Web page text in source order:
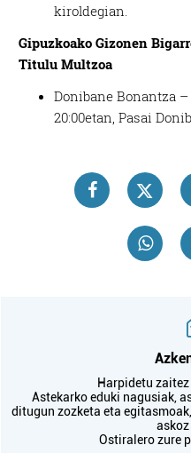
kiroldegian.
Gipuzkoako Gizonen
Titulu Multzoa
Donibane Bonantza –
20:00etan, Pasai
Harpidetu
Astekarko eduki nagusiak,
ditugun zozketa eta
Ostiralero zure